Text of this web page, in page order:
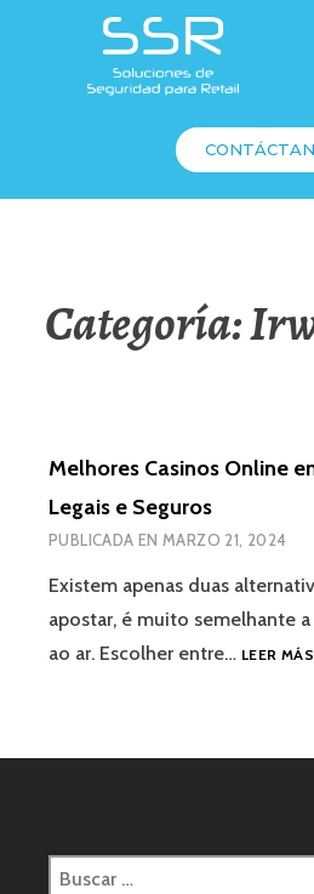
Categoría:
Melhores Casinos Online
Legais e Seguros
PUBLICADA ENMARZO 21, 2024
Existem apenas duas
apostar, é muito semelhante
ao ar. Escolher entre… LEER MÁS